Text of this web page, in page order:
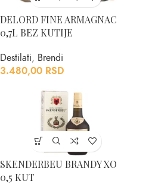
DELORD FINE ARMAGNAC
0,7L BEZ KUTIJE
Destilati, Brendi
3.480,00 RSD
SKENDERBEU BRANDY XO
0,5 KUT